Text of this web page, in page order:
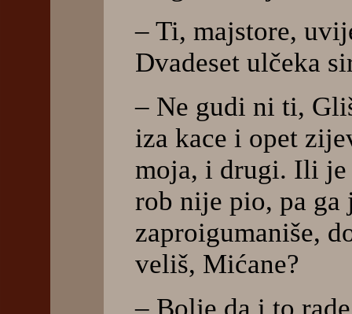
– Ti, majstore,
Dvadeset ulčeka
– Ne gudi ni ti,
iza kace i opet
moja, i drugi. Ili
rob nije pio, pa ga
zaproigumaniše,
veliš, Mićane?